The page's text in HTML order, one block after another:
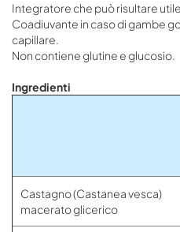
Integratore che può risultare
Coadiuvante in caso di gambe
capillare.
Non contiene glutine e glucosio.
Ingredienti
Castagno (Castanea vesca)
macerato glicerico